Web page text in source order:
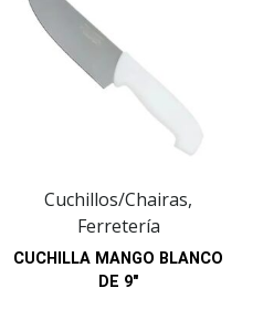
Cuchillos/Chairas,
Ferretería
CUCHILLA MANGO BLANCO
DE 9″